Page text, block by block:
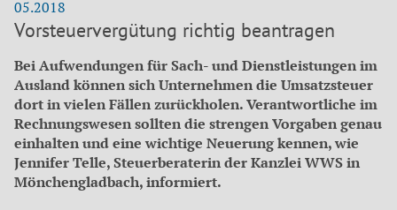
05.2018
Vorsteuervergütung richtig beantragen
Bei Aufwendungen für Sach- und Dienstleistungen im
Ausland können sich Unternehmen die Umsatzsteuer
dort in vielen Fällen zurückholen. Verantwortliche im
Rechnungswesen sollten die strengen Vorgaben genau
einhalten und eine wichtige Neuerung kennen, wie
Jennifer Telle, Steuerberaterin der Kanzlei WWS in
Mönchengladbach, informiert.